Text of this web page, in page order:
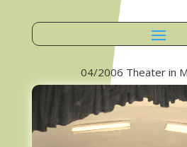
04/2006 Theater in